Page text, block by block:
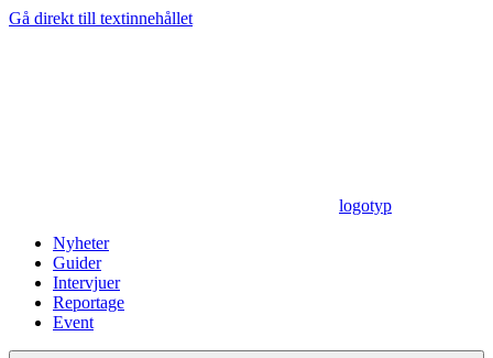
Gå direkt till textinnehållet
logotyp
Nyheter
Guider
Intervjuer
Reportage
Event